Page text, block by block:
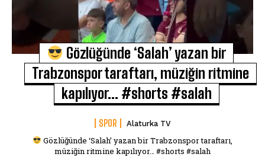
Gözlüğünde ‘Salah’ yazan bir
Trabzonspor taraftarı, müziğin ritmine
kapılıyor… #shorts #salah
SPOR Alaturka TV
Gözlüğünde ‘Salah’ yazan bir Trabzonspor taraftarı,
müziğin ritmine kapılıyor… #shorts #salah